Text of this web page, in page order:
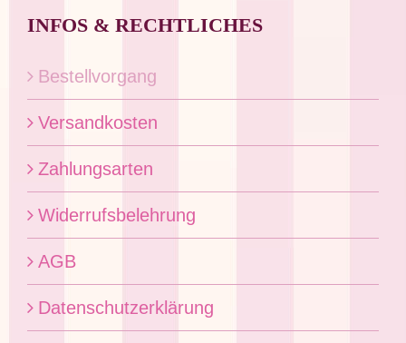
INFOS & RECHTLICHES
Bestellvorgang
Versandkosten
Zahlungsarten
Widerrufsbelehrung
AGB
Datenschutzerklärung